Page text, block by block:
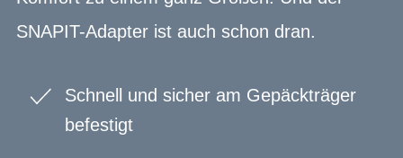
SNAPIT-Adapter ist auch schon dran.
Schnell und sicher am Gepäckträger
befestigt